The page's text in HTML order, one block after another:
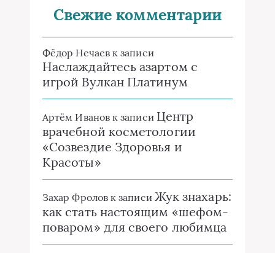
Свежие комментарии
Фёдор Нечаевк записи
Наслаждайтесь азартом с
игрой Вулкан Платинум
Артём Ивановк записи Центр
врачебной косметологии
«Созвездие Здоровья и
Красоты»
Захар Фроловк записи Жук знахарь:
как стать настоящим «шефом-
поваром» для своего любимца